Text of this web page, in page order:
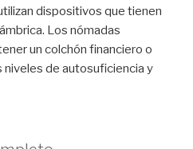
dispositivos que tienen
Los nómadas
un colchón financiero o
de autosuficiencia y